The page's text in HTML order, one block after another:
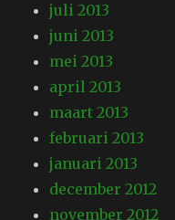
juli 2013
juni 2013
mei 2013
april 2013
maart 2013
februari 2013
januari 2013
december 2012
november 2012